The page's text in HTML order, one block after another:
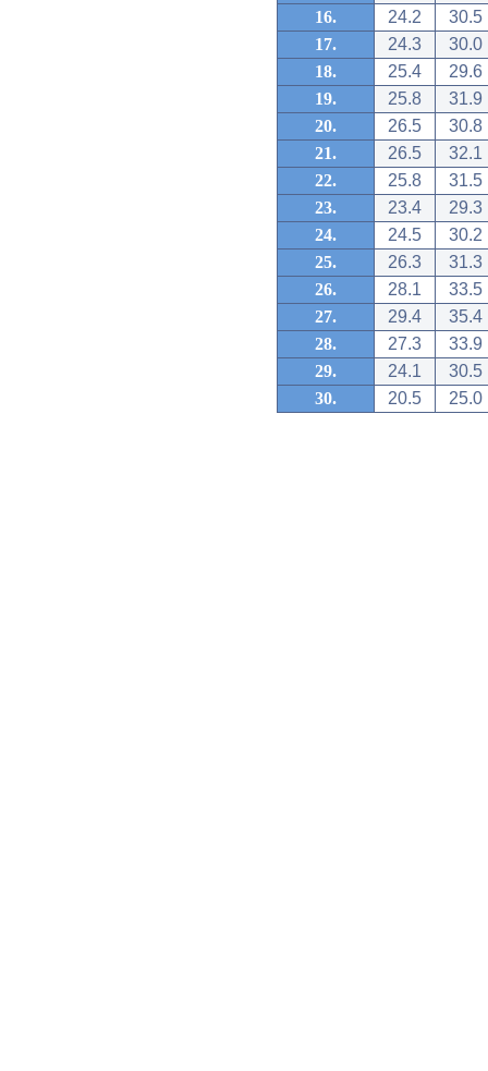
16.
24.2
30.5
17.
24.3
30.0
18.
25.4
29.6
19.
25.8
31.9
20.
26.5
30.8
21.
26.5
32.1
22.
25.8
31.5
23.
23.4
29.3
24.
24.5
30.2
25.
26.3
31.3
26.
28.1
33.5
27.
29.4
35.4
28.
27.3
33.9
29.
24.1
30.5
30.
20.5 25.0